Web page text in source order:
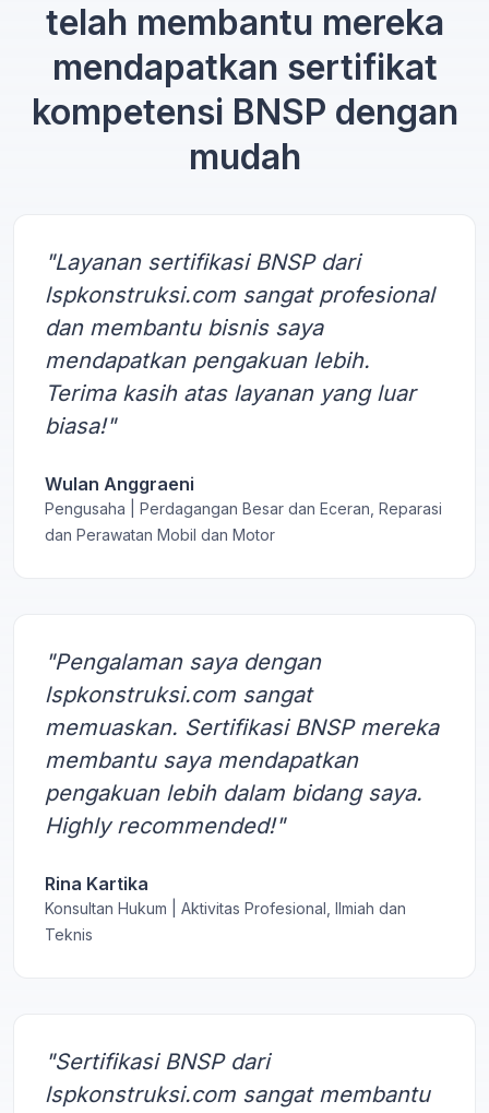
telah membantu mereka
mendapatkan sertifikat
kompetensi BNSP dengan
mudah
"Layanan sertifikasi BNSP dari
lspkonstruksi.com sangat profesional
dan membantu bisnis saya
mendapatkan pengakuan lebih.
Terima kasih atas layanan yang luar
biasa!"
Wulan Anggraeni
Pengusaha | Perdagangan Besar dan Eceran, Reparasi
dan Perawatan Mobil dan Motor
"Pengalaman saya dengan
lspkonstruksi.com sangat
memuaskan. Sertifikasi BNSP mereka
membantu saya mendapatkan
pengakuan lebih dalam bidang saya.
Highly recommended!"
Rina Kartika
Konsultan Hukum | Aktivitas Profesional, Ilmiah dan
Teknis
"Sertifikasi BNSP dari
lspkonstruksi.com sangat membantu